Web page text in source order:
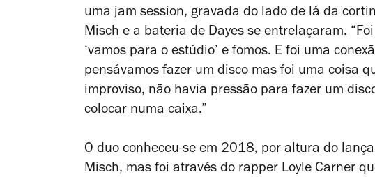
uma jam session, gravada do lado de lá da
Misch e a bateria de Dayes se entrelaçaram.
‘vamos para o estúdio’ e fomos. E foi uma
pensávamos fazer um disco mas foi uma coisa
improviso, não havia pressão para fazer um
colocar numa caixa.”
O duo conheceu-se em 2018, por altura do
Misch, mas foi através do rapper Loyle Carner